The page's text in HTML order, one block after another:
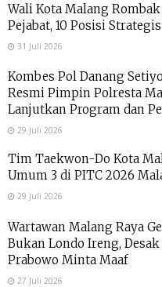
Wali Kota Malang Rombak
Pejabat, 10 Posisi
31 Juli 2026
Kombes Pol Danang
Resmi Pimpin Polresta
Lanjutkan Program dan
29 Juli 2026
Tim Taekwon-Do Kota
Umum 3 di PITC 2026
29 Juli 2026
Wartawan Malang Raya
Bukan Londo Ireng, Desak
Prabowo Minta Maaf
27 Juli 2026